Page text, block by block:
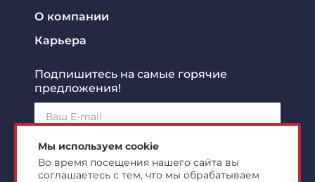
О компании
Карьера
Подпишитесь на самые горячие
предложения!
Подписаться!
Я ознакомлен сполитикой конфиденциальности
Мы используем cookie
Во время посещения нашего сайта вы
соглашаетесь с тем, что мы обрабатываем